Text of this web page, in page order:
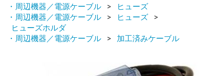
・周辺機器／電源ケーブル
ヒューズ
・周辺機器／電源ケーブル
ヒューズ
ヒューズホルダ
・周辺機器／電源ケーブル
加工済みケーブル